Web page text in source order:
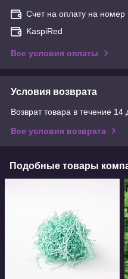
Счет на оплату на
KaspiRed
Все условия оплаты
Условия возврата
Возврат товара в течение 14
Все условия возврата
Подобные товары